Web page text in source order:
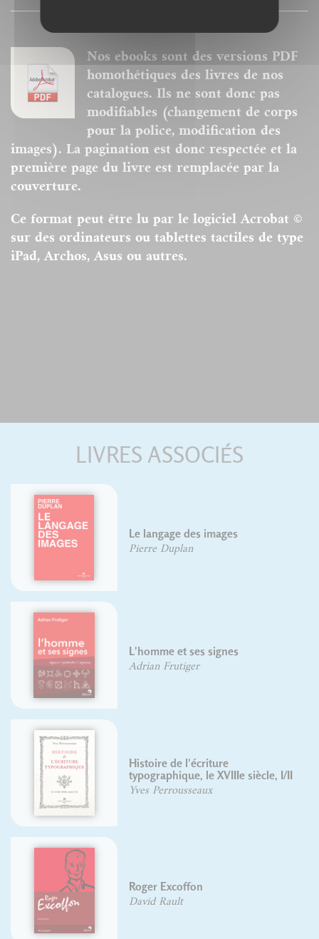
Nos ebooks sont des versions PDF
homothétiques des livres de nos
catalogues. Ils ne sont donc pas
modifiables (changement de corps
pour la police, modification des
images). La pagination est donc respectée et la
première page du livre est remplacée par la
couverture.
Ce format peut être lu par le logiciel Acrobat ©
sur des ordinateurs ou tablettes tactiles de type
iPad, Archos, Asus ou autres.
LIVRES ASSOCIÉS
Le langage des images
Pierre Duplan
L'homme et ses signes
Adrian Frutiger
Histoire de l'écriture
typographique, le XVIIIe siècle, I/II
Yves Perrousseaux
Roger Excoffon
David Rault